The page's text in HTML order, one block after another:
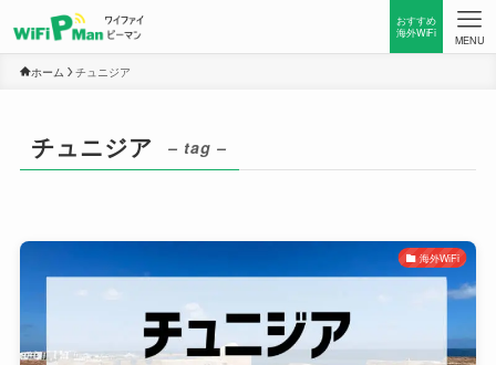
おすすめ
海外WiFi
MENU
ホーム チュニジア
チュニジア – tag –
海外WiFi